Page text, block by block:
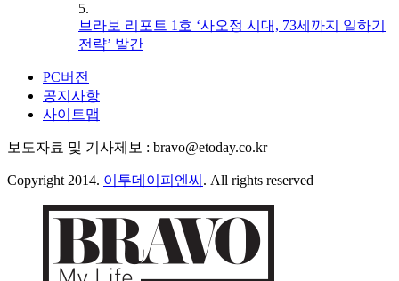
5.
브라보 리포트 1호 ‘사오정 시대, 73세까지 일하기
전략’ 발간
PC버전
공지사항
사이트맵
보도자료 및 기사제보 : bravo@etoday.co.kr
Copyright 2014. 이투데이피엔씨 . All rights reserved